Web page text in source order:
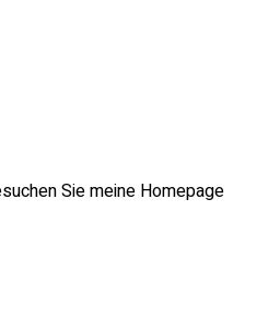
Sie meine Homepage